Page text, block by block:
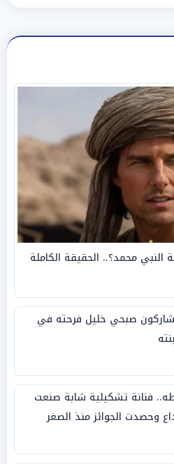
محمد؟.. الحقيقة الكاملة
صبحي خليل فرحته في
طه.. فنانة تشكيلية شابة صنعت
وحصدت الجوائز منذ الصغر